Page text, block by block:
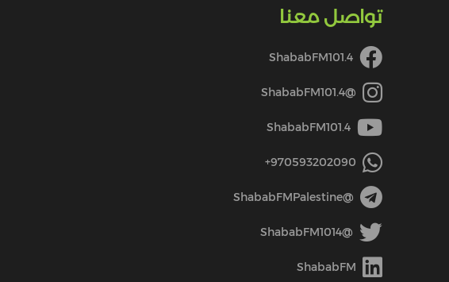
تواصل معنا
ShababFM101.4
@ShababFM101.4
ShababFM101.4
970593202090+
@ShababFMPalestine
@ShababFM1014
ShababFM